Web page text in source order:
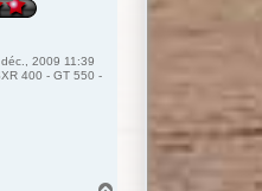
2009 11:39
400 - GT 550 -